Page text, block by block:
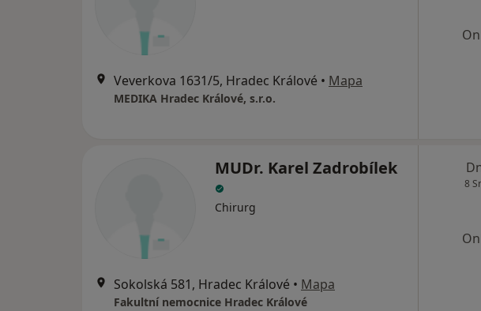
Veverkova 1631/5, Hradec Králové • Mapa
MEDIKA Hradec Králové, s.r.o.
MUDr. Karel Zadrobílek
Chirurg
Sokolská 581, Hradec Králové • Mapa
Fakultní nemocnice Hradec Králové
8